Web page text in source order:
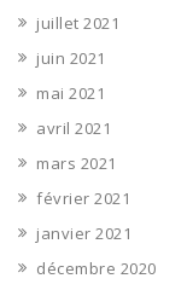
juillet 2021
juin 2021
mai 2021
avril 2021
mars 2021
février 2021
janvier 2021
décembre 2020